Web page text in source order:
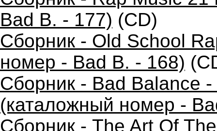
Bad B. - 177) (CD)
Сборник - Old School
номер - Bad B. - 168)
Сборник - Bad Balance
(каталожный номер -
Сборник - The Art Of